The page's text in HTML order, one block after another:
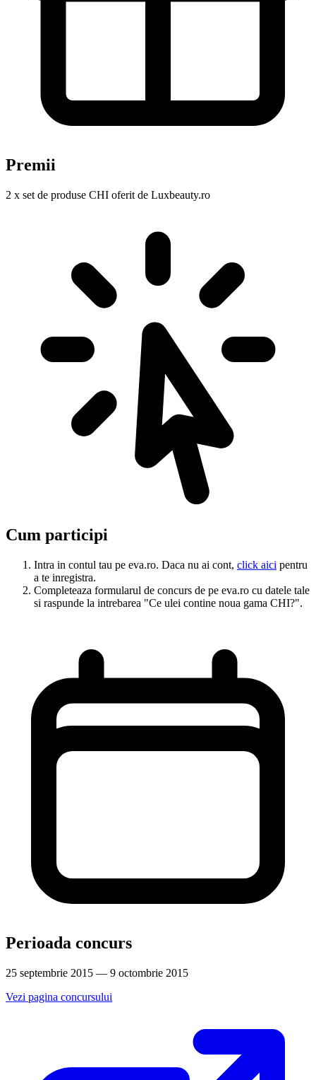
Premii
2 x set de produse CHI oferit de Luxbeauty.ro
Cum participi
Intra in contul tau pe eva.ro. Daca nu ai cont, click aici pentru
a te inregistra.
Completeaza formularul de concurs de pe eva.ro cu datele tale
si raspunde la intrebarea "Ce ulei contine noua gama CHI?".
Perioada concurs
25 septembrie 2015 — 9 octombrie 2015
Vezi pagina concursului